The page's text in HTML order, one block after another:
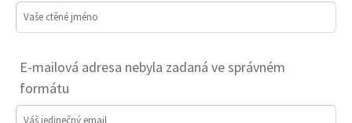
Vaše ctěné jméno
E-mailová adresa nebyla zadaná ve správném
formátu
Váš jedinečný email